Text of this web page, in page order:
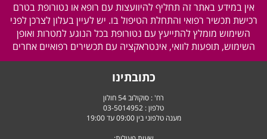
אין במידע באתר זה תחליף להיוועצות עם רופא או נטורופת בטרם
רכישת תכשיר רפואי והתחלת הטיפול בו. יש לעיין בעלון לצרכן לפני
השימוש מומלץ להתייעץ עם נטורופת בכל הנוגע למטרות ואופן
השימוש, תופעות לוואי, אינטראקציה עם תכשירים רפואיים אחרים
כתובתינו
רח' : סוקולוב 54 חולון
טלפון : 03-5014952
מענה טלפוני בין 09:00 עד 19:00